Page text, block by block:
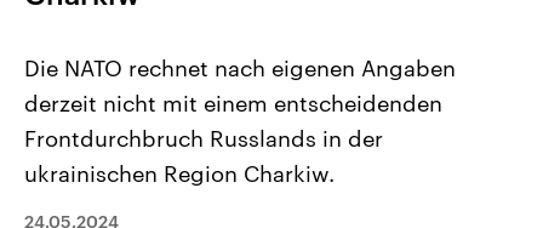
2026
Alle Informationen
Sachsen-Anhalt wählt am 6.
September 2026 einen neuen
Landtag. Seit 2021 wird das
Aktuelle Beiträge,
Hintergründe
Wirtschaftlich und
gehören die Vereinigten
den mächtigsten Ländern
Die NATO rechnet nach eigenen Angaben
derzeit nicht mit einem entscheidenden
Frontdurchbruch Russlands in der
ukrainischen Region Charkiw.
24.05.2024